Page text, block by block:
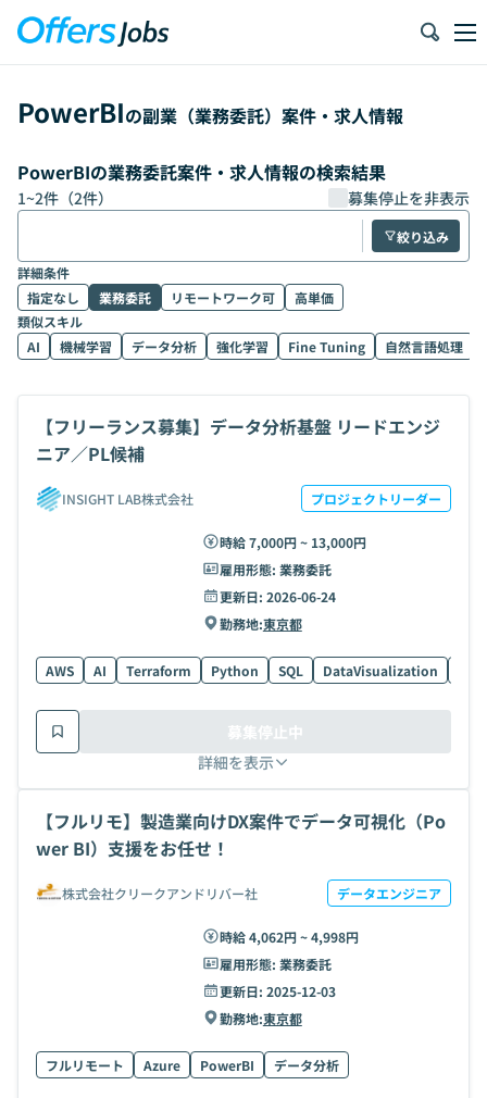
PowerBIの副業（業務委託）案件・求人情報
PowerBIの業務委託案件・求人情報の検索結果
1~2件（2件） 募集停止を非表示
絞り込み
詳細条件
指定なし
業務委託 リモートワーク可
高単価
類似スキル
AI
機械学習 データ分析 強化学習 Fine Tuning 自然言語処理
【フリーランス募集】データ分析基盤 リードエンジ
ニア／PL候補
INSIGHT LAB株式会社 プロジェクトリーダー
時給 7,000円 ~ 13,000円
雇用形態: 業務委託
更新日: 2026-06-24
勤務地:東京都
AWS AI Terraform Python SQL DataVisualization
詳細を表示
募集停止中
【フルリモ】製造業向けDX案件でデータ可視化（Po
wer BI）支援をお任せ！
株式会社クリークアンドリバー社 データエンジニア
時給 4,062円 ~ 4,998円
雇用形態: 業務委託
更新日: 2025-12-03
勤務地:東京都
フルリモート Azure PowerBI データ分析